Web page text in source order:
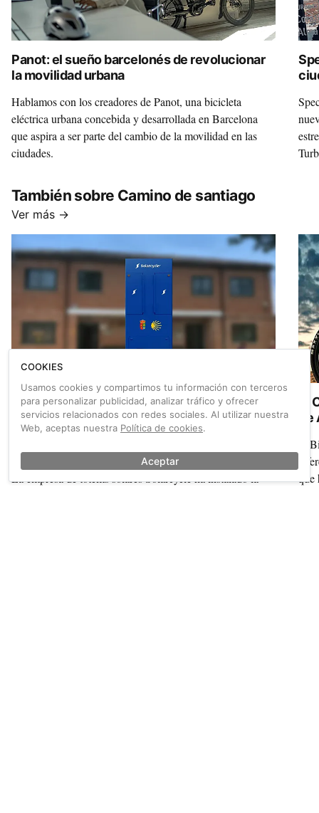
Panot: el sueño barcelonés de revolucionar
la movilidad urbana
Hablamos con los creadores de Panot, una bicicleta
eléctrica urbana concebida y desarrollada en Barcelona
que aspira a ser parte del cambio de la movilidad en las
ciudades.
También sobre Camino de santiago
Ver más →
Un cargador de e-bikes con energía solar en
el Camino de Santiago
Sostenibilidad en mayúsculas en el Camino de Santiago.
La empresa de tótems solares Solarcycle ha instalado la
A
que
COOKIES
Usamos cookies y compartimos tu información con terceros
para personalizar publicidad, analizar tráfico y ofrecer
servicios relacionados con redes sociales. Al utilizar nuestra
Web, aceptas nuestra Política de cookies.
Aceptar